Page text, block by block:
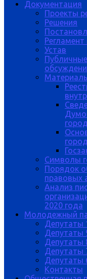
Документация
Проекты
Решения
Устав
Символы
Порядок
правовых
Анализ
2020 года
Молодежный
Депутаты
Депутаты
Депутаты
Депутаты
Депутаты
Контакты